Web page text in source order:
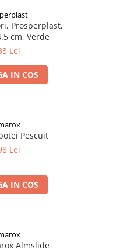
Prosperplast,
cm, Verde
Lei
IN COS
Pescuit
Lei
IN COS
Almslide